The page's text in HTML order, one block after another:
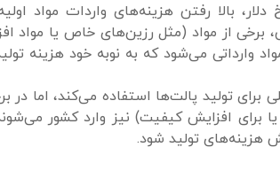
بالا رفتن هزینه‌های واردات مواد
برخی از مواد (مثل رزین‌های خاص یا مواد
وارداتی می‌شود که به نوبه خود هزینه
برای تولید پالت‌ها استفاده می‌کند، اما در
افزایش کیفیت) نیز وارد کشور
هزینه‌های تولید شود.